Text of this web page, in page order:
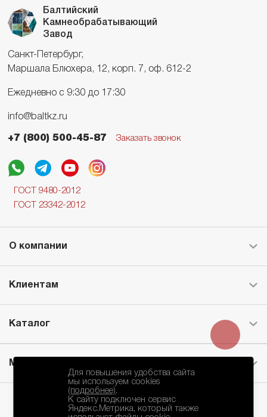
Балтийский
Камнеобрабатывающий
Завод
Санкт-Петербург,
Маршала Блюхера, 12, корп. 7, оф. 612-2
Ежедневно с 9:30 до 17:30
info@baltkz.ru
+7 (800) 500-45-87 Заказать звонок
ГОСТ 9480-2012
ГОСТ 23342-2012
О компании
Клиентам
Каталог
Месторождение
Для повышения удобства сайта
мы используем cookies
(подробнее).
К сайту подключен сервис
Яндекс.Метрика, который также